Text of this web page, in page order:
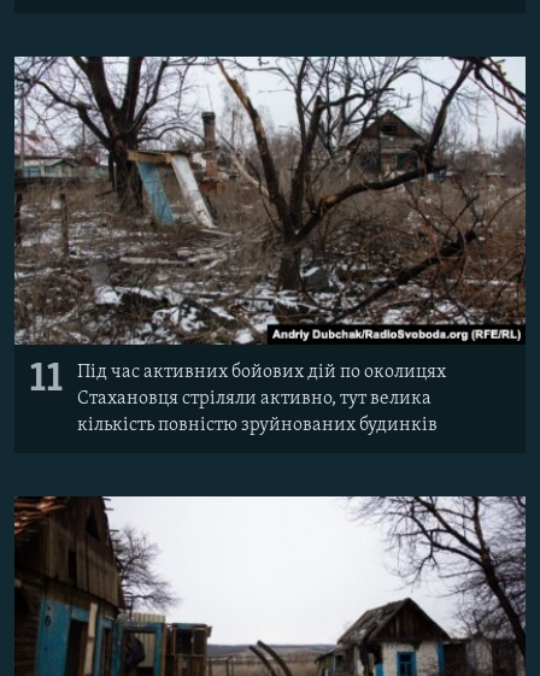
11
Під час активних бойових дій по околицях
Стахановця стріляли активно, тут велика
кількість повністю зруйнованих будинків